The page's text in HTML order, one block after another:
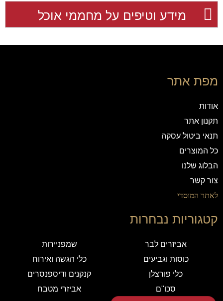
מידע וטיפים על מחממי אוכל
מפת אתר
אודות
תקנון אתר
תנאי ביטול עסקה
כל המוצרים
הבלוג שלנו
צור קשר
לאתר המוסדי
קטגוריות נבחרות
אביזרים לבר
שמפניירות
כוסות וגביעים
כלי הגשה ואירוח
כלי פורצלן
קנקנים ודיספנסרים
סכו"ם
אביזרי מטבח